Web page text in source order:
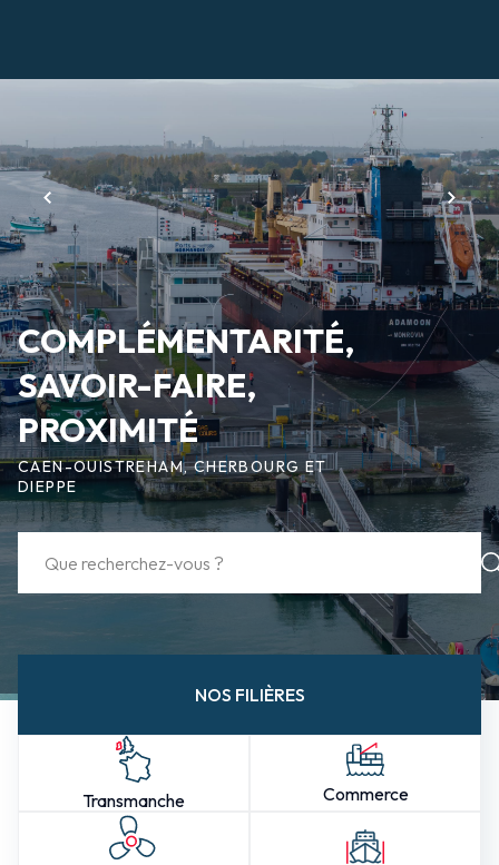
Page
d'accueil
COMPLÉMENTARITÉ,
SAVOIR-FAIRE,
PROXIMITÉ
CAEN-OUISTREHAM, CHERBOURG ET
DIEPPE
NOS FILIÈRES
Transmanche Commerce